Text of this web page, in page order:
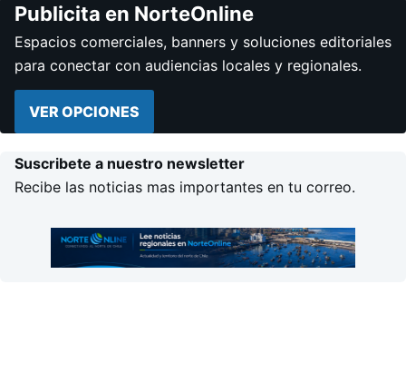
Publicita en NorteOnline
Espacios comerciales, banners y soluciones editoriales
para conectar con audiencias locales y regionales.
VER OPCIONES
Suscribete a nuestro newsletter
Recibe las noticias mas importantes en tu correo.